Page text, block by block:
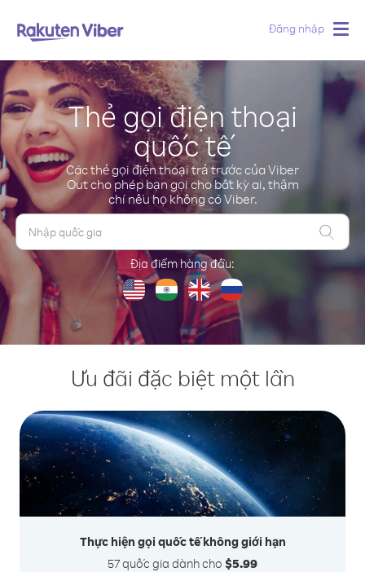
Đăng nhập
Thẻ gọi điện thoại
quốc tế
Các thẻ gọi điện thoại trả trước của Viber
Out cho phép bạn gọi cho bất kỳ ai, thậm
chí nếu họ không có Viber.
Địa điểm hàng đầu:
Ưu đãi đặc biệt một lần
Thực hiện gọi quốc tế không giới hạn
57 quốc gia dành cho $5.99